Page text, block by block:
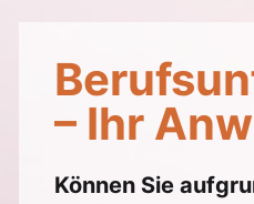
– Ihr
Können Sie